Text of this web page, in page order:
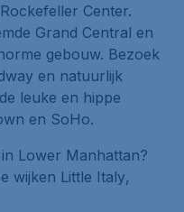
Center.
Grand Central en
gebouw. Bezoek
en natuurlijk
leuke en hippe
en SoHo.
Lower Manhattan?
wijken Little Italy,